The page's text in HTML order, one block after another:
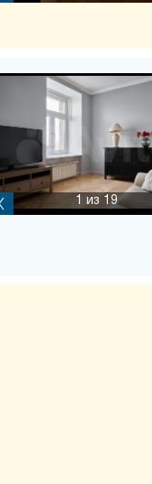
1 из 19